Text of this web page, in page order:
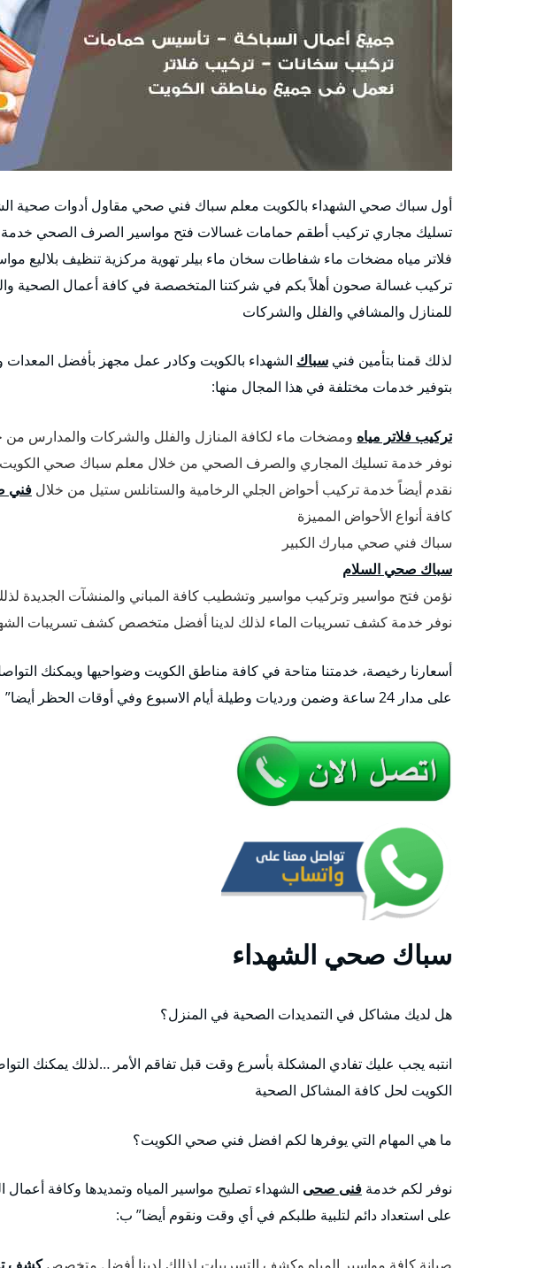
أول سباك صحي الشهداء بالكويت معلم سباك فني صحي مقاول أدوات صحية
فلاتر مياه مضخات ماء شفاطات سخان ماء بيلر تهوية مركزية تنظيف بلاليع
تركيب غسالة صحون أهلاً بكم في شركتنا المتخصصة في كافة أعمال الصحية
للمنازل والمشافي والفلل والشركات
لذلك قمنا بتأمين فني سباك الشهداء بالكويت وكادر عمل مجهز بأفضل المعدات
بتوفير خدمات مختلفة في هذا المجال منها:
تركيب فلاتر مياه ومضخات ماء لكافة المنازل والفلل والشركات والمدارس من
نوفر خدمة تسليك المجاري والصرف الصحي من خلال معلم سباك صحي
نقدم أيضاً خدمة تركيب أحواض الجلي الرخامية والستانلس ستيل من خلال فني
كافة أنواع الأحواض المميزة
سباك فني صحي مبارك الكبير
سباك صحي السلام
نؤمن فتح مواسير وتركيب مواسير وتشطيب كافة المباني والمنشآت الجديدة
نوفر خدمة كشف تسريبات الماء لذلك لدينا أفضل متخصص كشف تسريبات
أسعارنا رخيصة، خدمتنا متاحة في كافة مناطق الكويت وضواحيها ويمكنك
على مدار 24 ساعة وضمن ورديات وطيلة أيام الاسبوع وفي أوقات الحظر أيضا”
سباك صحي الشهداء
هل لديك مشاكل في التمديدات الصحية في المنزل؟
انتبه يجب عليك تفادي المشكلة بأسرع وقت قبل تفاقم الأمر …لذلك يمكنك
الكويت لحل كافة المشاكل الصحية
ما هي المهام التي يوفرها لكم افضل فني صحي الكويت؟
نوفر لكم خدمة فنى صحى الشهداء تصليح مواسير المياه وتمديدها وكافة
على استعداد دائم لتلبية طلبكم في أي وقت ونقوم أيضا” ب: